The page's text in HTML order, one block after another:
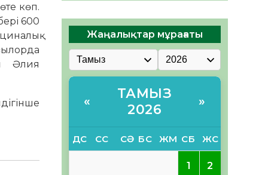
көп.
600
Әлия
Жаңалықтар мұрағаты
«
ТАМЫЗ
2026
»
ДС СС СӘ БС ЖМ СБ ЖС
1 2